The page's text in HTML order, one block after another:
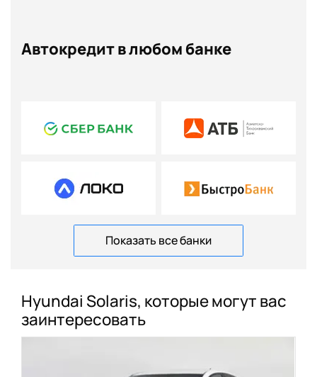
Автокредит в любом банке
Показать все банки
Hyundai Solaris, которые могут вас
заинтересовать